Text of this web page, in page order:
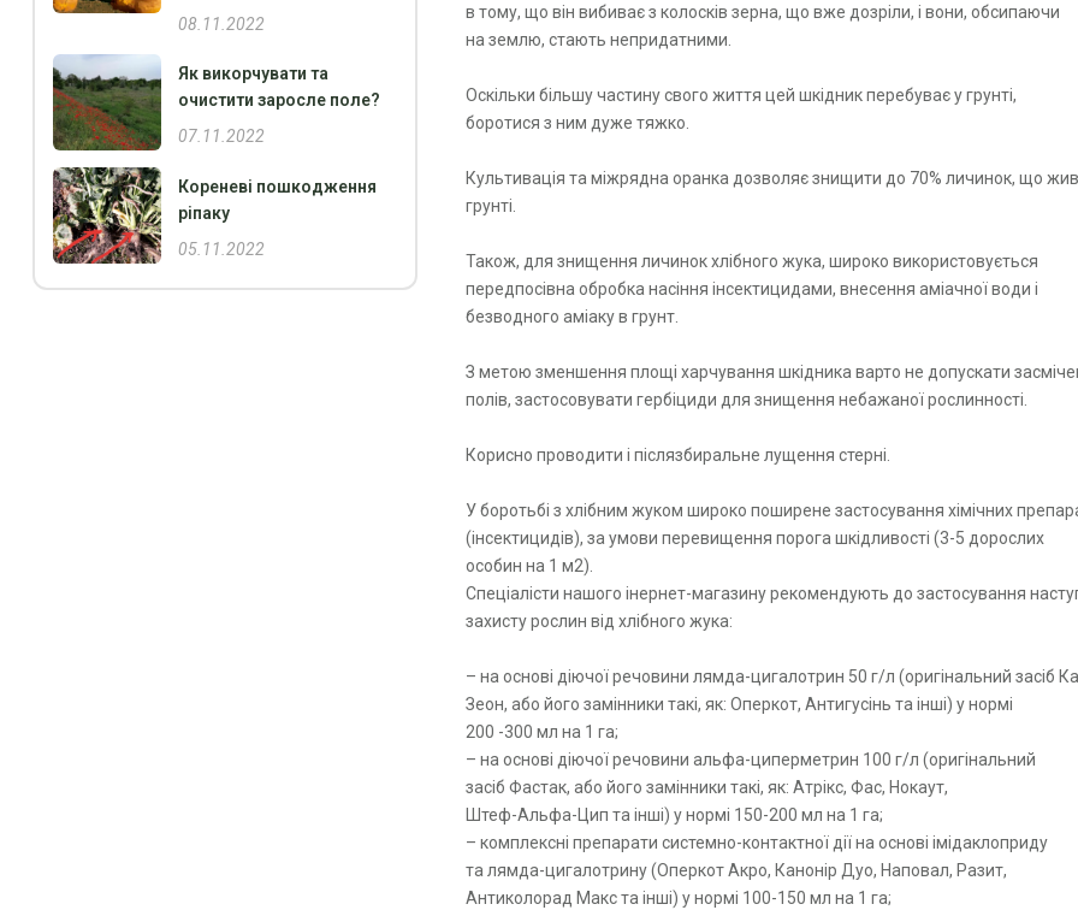
в тому, що він вибиває з колосків зерна, що вже дозріли, і вони, обсипаючи
на землю, стають непридатними.
Оскільки більшу частину свого життя цей шкідник перебуває у грунті,
боротися з ним дуже тяжко.
Культивація та міжрядна оранка дозволяє знищити до 70% личинок, що
грунті.
Також, для знищення личинок хлібного жука, широко використовується
передпосівна обробка насіння інсектицидами, внесення аміачної води і
безводного аміаку в грунт.
З метою зменшення площі харчування шкідника варто не допускати
полів, застосовувати гербіциди для знищення небажаної рослинності.
Корисно проводити і післязбиральне лущення стерні.
У боротьбі з хлібним жуком широко поширене застосування хімічних
(інсектицидів), за умови перевищення порога шкідливості (3-5 дорослих
особин на 1 м2).
Спеціалісти нашого інернет-магазину рекомендують до застосування
захисту рослин від хлібного жука:
– на основі діючої речовини лямда-цигалотрин 50 г/л (оригінальний засіб
Зеон, або його замінники такі, як: Оперкот, Антигусінь та інші) у нормі
200 -300 мл на 1 га;
– на основі діючої речовини альфа-циперметрин 100 г/л (оригінальний
засіб Фастак, або його замінники такі, як: Атрікс, Фас, Нокаут,
Штеф-Альфа-Цип та інші) у нормі 150-200 мл на 1 га;
– комплексні препарати системно-контактної дії на основі імідаклоприду
та лямда-цигалотрину (Оперкот Акро, Канонір Дуо, Наповал, Разит,
Антиколорад Макс та інші) у нормі 100-150 мл на 1 га;
08.11.2022
Як викорчувати та
очистити заросле поле?
07.11.2022
Кореневі пошкодження
ріпаку
05.11.2022